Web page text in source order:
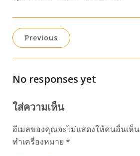
Previous
No responses yet
ใส่ความเห็น
อีเมลของคุณจะไม่แสดงให้คนอื่นเห็น
ทำเครื่องหมาย *